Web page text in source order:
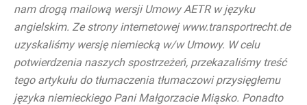
nam drogą mailową wersji Umowy AETR w języku
angielskim. Ze strony internetowej www.transportrecht.de
uzyskaliśmy wersję niemiecką w/w Umowy. W celu
potwierdzenia naszych spostrzeżeń, przekazaliśmy treść
tego artykułu do tłumaczenia tłumaczowi przysięgłemu
języka niemieckiego Pani Małgorzacie Miąsko. Ponadto